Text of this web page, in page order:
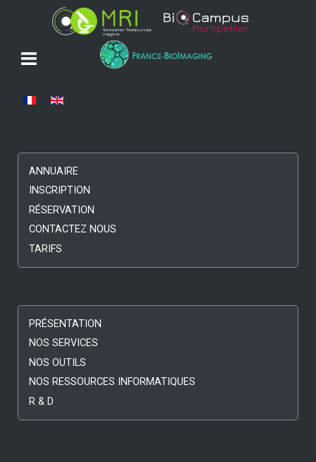
Sélectionnez votre langue
ANNUAIRE
INSCRIPTION
RÉSERVATION
CONTACTEZ NOUS
TARIFS
PRÉSENTATION
NOS SERVICES
NOS OUTILS
NOS RESSOURCES INFORMATIQUES
R & D